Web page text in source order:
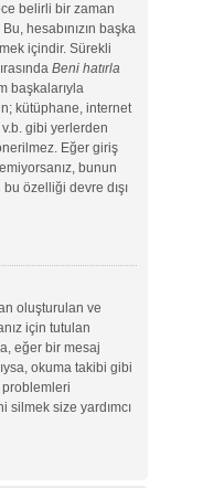
belirli bir zaman
hesabınızın başka
içindir. Sürekli
Beni hatırla
başkalarıyla
kütüphane, internet
gibi yerlerden
Eğer giriş
bunun
özelliği devre dışı
oluşturulan ve
için tutulan
eğer bir mesaj
okuma takibi gibi
problemleri
silmek size yardımcı